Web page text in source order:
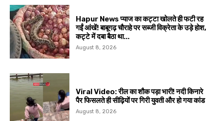
Hapur News प्याज का कट्टा खोलते ही फटी रह
गईं आंखें! बाबूगढ़ चौराहे पर सब्जी विक्रेता के उड़े होश,
कट्टे में दबा बैठा था...
August 8, 2026
Viral Video: रील का शौक पड़ा भारी! नदी किनारे
पैर फिसलते ही सीढ़ियों पर गिरी युवती और हो गया कांड
August 8, 2026